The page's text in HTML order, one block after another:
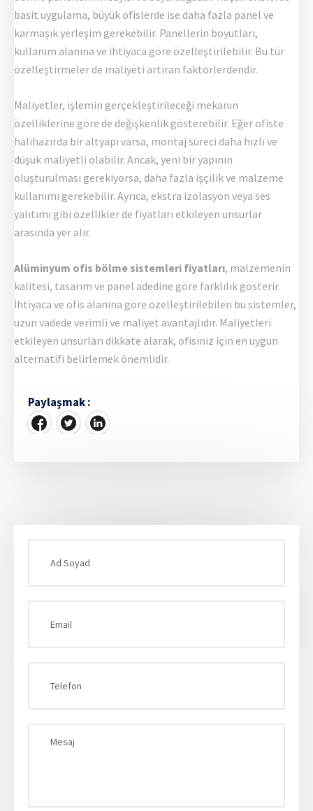
basit uygulama, büyük ofislerde ise daha fazla panel ve
karmaşık yerleşim gerekebilir. Panellerin boyutları,
kullanım alanına ve ihtiyaca göre özelleştirilebilir. Bu tür
özelleştirmeler de maliyeti artıran faktörlerdendir.
Maliyetler, işlemin gerçekleştirileceği mekanın
özelliklerine göre de değişkenlik gösterebilir. Eğer ofiste
halihazırda bir altyapı varsa, montaj süreci daha hızlı ve
düşük maliyetli olabilir. Ancak, yeni bir yapının
oluşturulması gerekiyorsa, daha fazla işçilik ve malzeme
kullanımı gerekebilir. Ayrıca, ekstra izolasyon veya ses
yalıtımı gibi özellikler de fiyatları etkileyen unsurlar
arasında yer alır.
Alüminyum ofis bölme sistemleri fiyatları, malzemenin
kalitesi, tasarım ve panel adedine göre farklılık gösterir.
İhtiyaca ve ofis alanına göre özelleştirilebilen bu sistemler,
uzun vadede verimli ve maliyet avantajlıdır. Maliyetleri
etkileyen unsurları dikkate alarak, ofisiniz için en uygun
alternatifi belirlemek önemlidir.
Paylaşmak :